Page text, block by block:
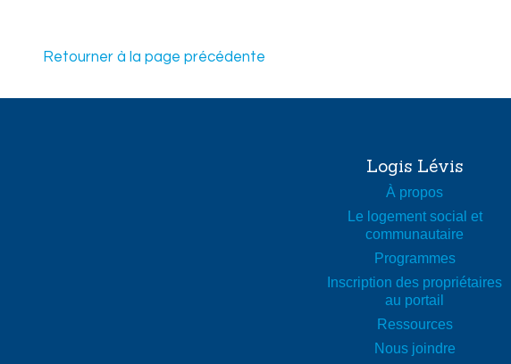
Hébergement moyen terme (moins de 36 mois)
Retourner à la page précédente
Logis Lévis
À propos
Le logement social et
communautaire
Programmes
Inscription des propriétaires
au portail
Ressources
Nous joindre